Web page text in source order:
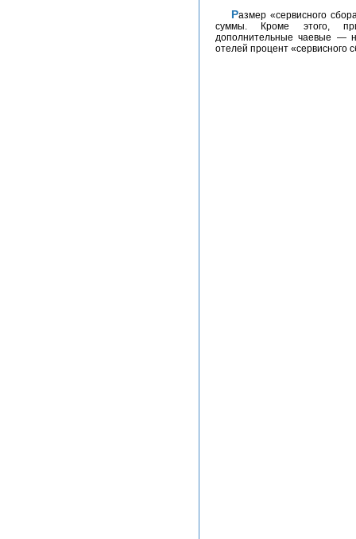
Размер «сервисного сбора», включённого в счёт, составляет 5-10% от его
суммы. Кроме этого,
дополнительные чаевые —
отелей процент «сервисного